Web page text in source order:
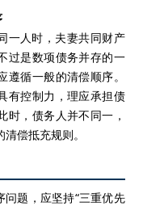
一人时，夫妻共同财产
过是数项债务并存的一
循一般的清偿顺序。
有控制力，理应承担债
时，债务人并不同一，
偿抵充规则。
题，应坚持“三重优先